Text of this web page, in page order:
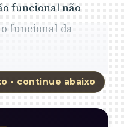
funcional não
funcional da
• continue abaixo